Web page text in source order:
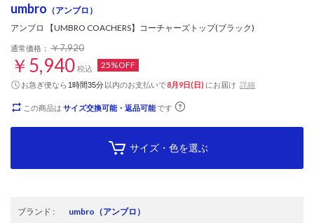
umbro （アンブロ）
アンブロ 【UMBRO COACHERS】コーチャーズトップ(ブラック)
通常価格： ￥7,920
￥5,940 税込 25%OFF
お急ぎ便なら 1時間35分以内のお支払いで8月9日(日) にお届け 詳細
この商品は サイズ交換可能・返品可能です
サイズ・色を選ぶ
ブランド : umbro （アンブロ）